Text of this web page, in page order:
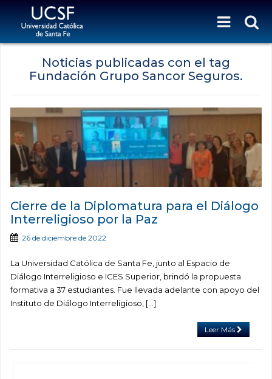
Noticias publicadas con el tag
Fundación Grupo Sancor Seguros.
Cierre de la Diplomatura para el Diálogo
Interreligioso por la Paz
26 de diciembre de 2022
La Universidad Católica de Santa Fe, junto al Espacio de
Diálogo Interreligioso e ICES Superior, brindó la propuesta
formativa a 37 estudiantes. Fue llevada adelante con apoyo del
Instituto de Diálogo Interreligioso, […]
Leer Más